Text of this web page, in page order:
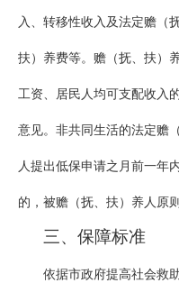
入、转移性收入及法定赡（
扶）养费等。赡（抚、扶）
工资、居民人均可支配收入
意见。非共同生活的法定赡
人提出低保申请之月前一年
的，被赡（抚、扶）养人原
三、保障标准
依据市政府提高社会救